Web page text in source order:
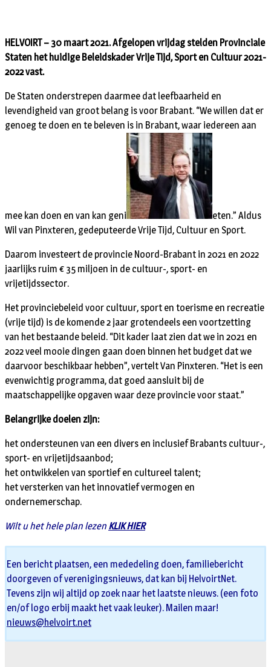
HELVOIRT – 30 maart 2021. Afgelopen vrijdag stelden Provinciale
Staten het huidige Beleidskader Vrije Tijd, Sport en Cultuur 2021-
2022 vast.
De Staten onderstrepen daarmee dat leefbaarheid en
levendigheid van groot belang is voor Brabant. “We willen dat er
genoeg te doen en te beleven is in Brabant, waar iedereen aan
mee kan doen en van kan geni
eten.” Aldus
Wil van Pinxteren, gedeputeerde Vrije Tijd, Cultuur en Sport.
Daarom investeert de provincie Noord-Brabant in 2021 en 2022
jaarlijks ruim € 35 miljoen in de cultuur-, sport- en
vrijetijdssector.
Het provinciebeleid voor cultuur, sport en toerisme en recreatie
(vrije tijd) is de komende 2 jaar grotendeels een voortzetting
van het bestaande beleid. “Dit kader laat zien dat we in 2021 en
2022 veel mooie dingen gaan doen binnen het budget dat we
daarvoor beschikbaar hebben”, vertelt Van Pinxteren. “Het is een
evenwichtig programma, dat goed aansluit bij de
maatschappelijke opgaven waar deze provincie voor staat.”
Belangrijke doelen zijn:
het ondersteunen van een divers en inclusief Brabants cultuur-,
sport- en vrijetijdsaanbod;
het ontwikkelen van sportief en cultureel talent;
het versterken van het innovatief vermogen en
ondernemerschap.
Wilt u het hele plan lezen KLIK HIER
Een bericht plaatsen, een mededeling doen, familiebericht
doorgeven of verenigingsnieuws, dat kan bij HelvoirtNet.
Tevens zijn wij altijd op zoek naar het laatste nieuws. (een foto
en/of logo erbij maakt het vaak leuker). Mailen maar!
nieuws@helvoirt.net